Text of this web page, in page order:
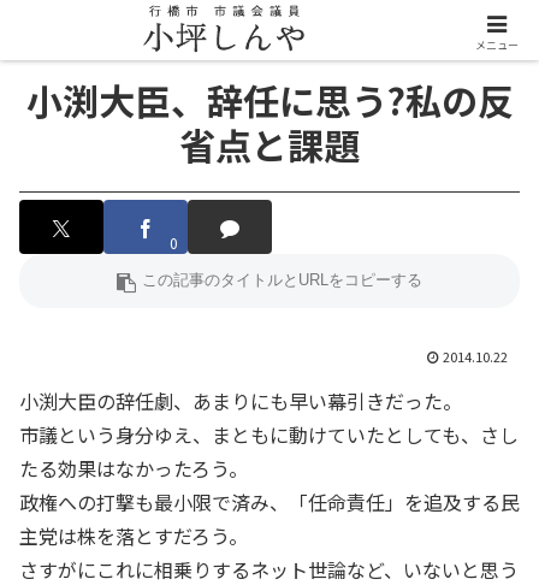
小渕大臣、辞任に思う?私の反
省点と課題
0
2014.10.22
小渕大臣の辞任劇、あまりにも早い幕引きだった。
市議という身分ゆえ、まともに動けていたとしても、さし
たる効果はなかったろう。
政権への打撃も最小限で済み、「任命責任」を追及する民
主党は株を落とすだろう。
さすがにこれに相乗りするネット世論など、いないと思う
メニュー